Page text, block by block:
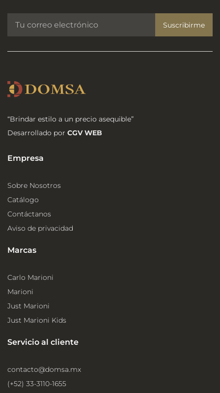
Suscribirme
“Brindar estilo a un precio asequible”
Desarrollado por CGV WEB
Empresa
Sobre Nosotros
Catálogo
Contáctanos
Aviso de privacidad
Marcas
Carlo Marioni
Marioni
Just Marioni
Just Marioni Kids
Servicio al cliente
contacto@domsa.mx
(+52) 33-3110-1655